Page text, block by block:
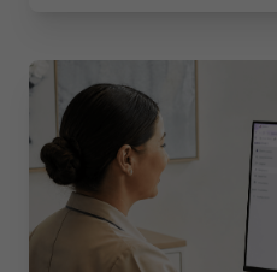
2026-07-14 10:00:00